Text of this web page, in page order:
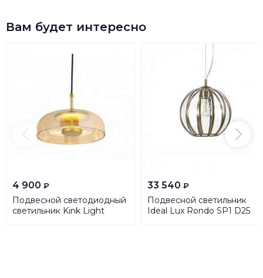
Вам будет интересно
4 900 ₽
Подвесной светодиодный
светильник Kink Light
33 540 ₽
Подвесной светильник
Ideal Lux Rondo SP1 D25